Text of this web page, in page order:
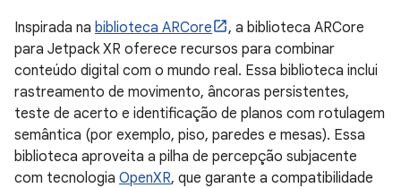
Inspirada na biblioteca ARCore
, a biblioteca ARCore
para Jetpack XR oferece recursos para combinar
conteúdo digital com o mundo real. Essa biblioteca inclui
rastreamento de movimento, âncoras persistentes,
teste de acerto e identificação de planos com rotulagem
semântica (por exemplo, piso, paredes e mesas). Essa
biblioteca aproveita a pilha de percepção subjacente
com tecnologia OpenXR, que garante a compatibilidade